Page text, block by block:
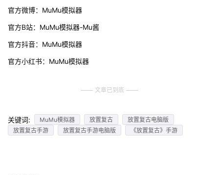
官方微博：MuMu模拟器
官方B站：MuMu模拟器-Mu酱
官方抖音：MuMu模拟器
官方小红书：MuMu模拟器
文章已到底
关键词: MuMu模拟器 放置复古
放置复古电脑版
放置复古手游
放置复古手游电脑版 《放置复古》手游